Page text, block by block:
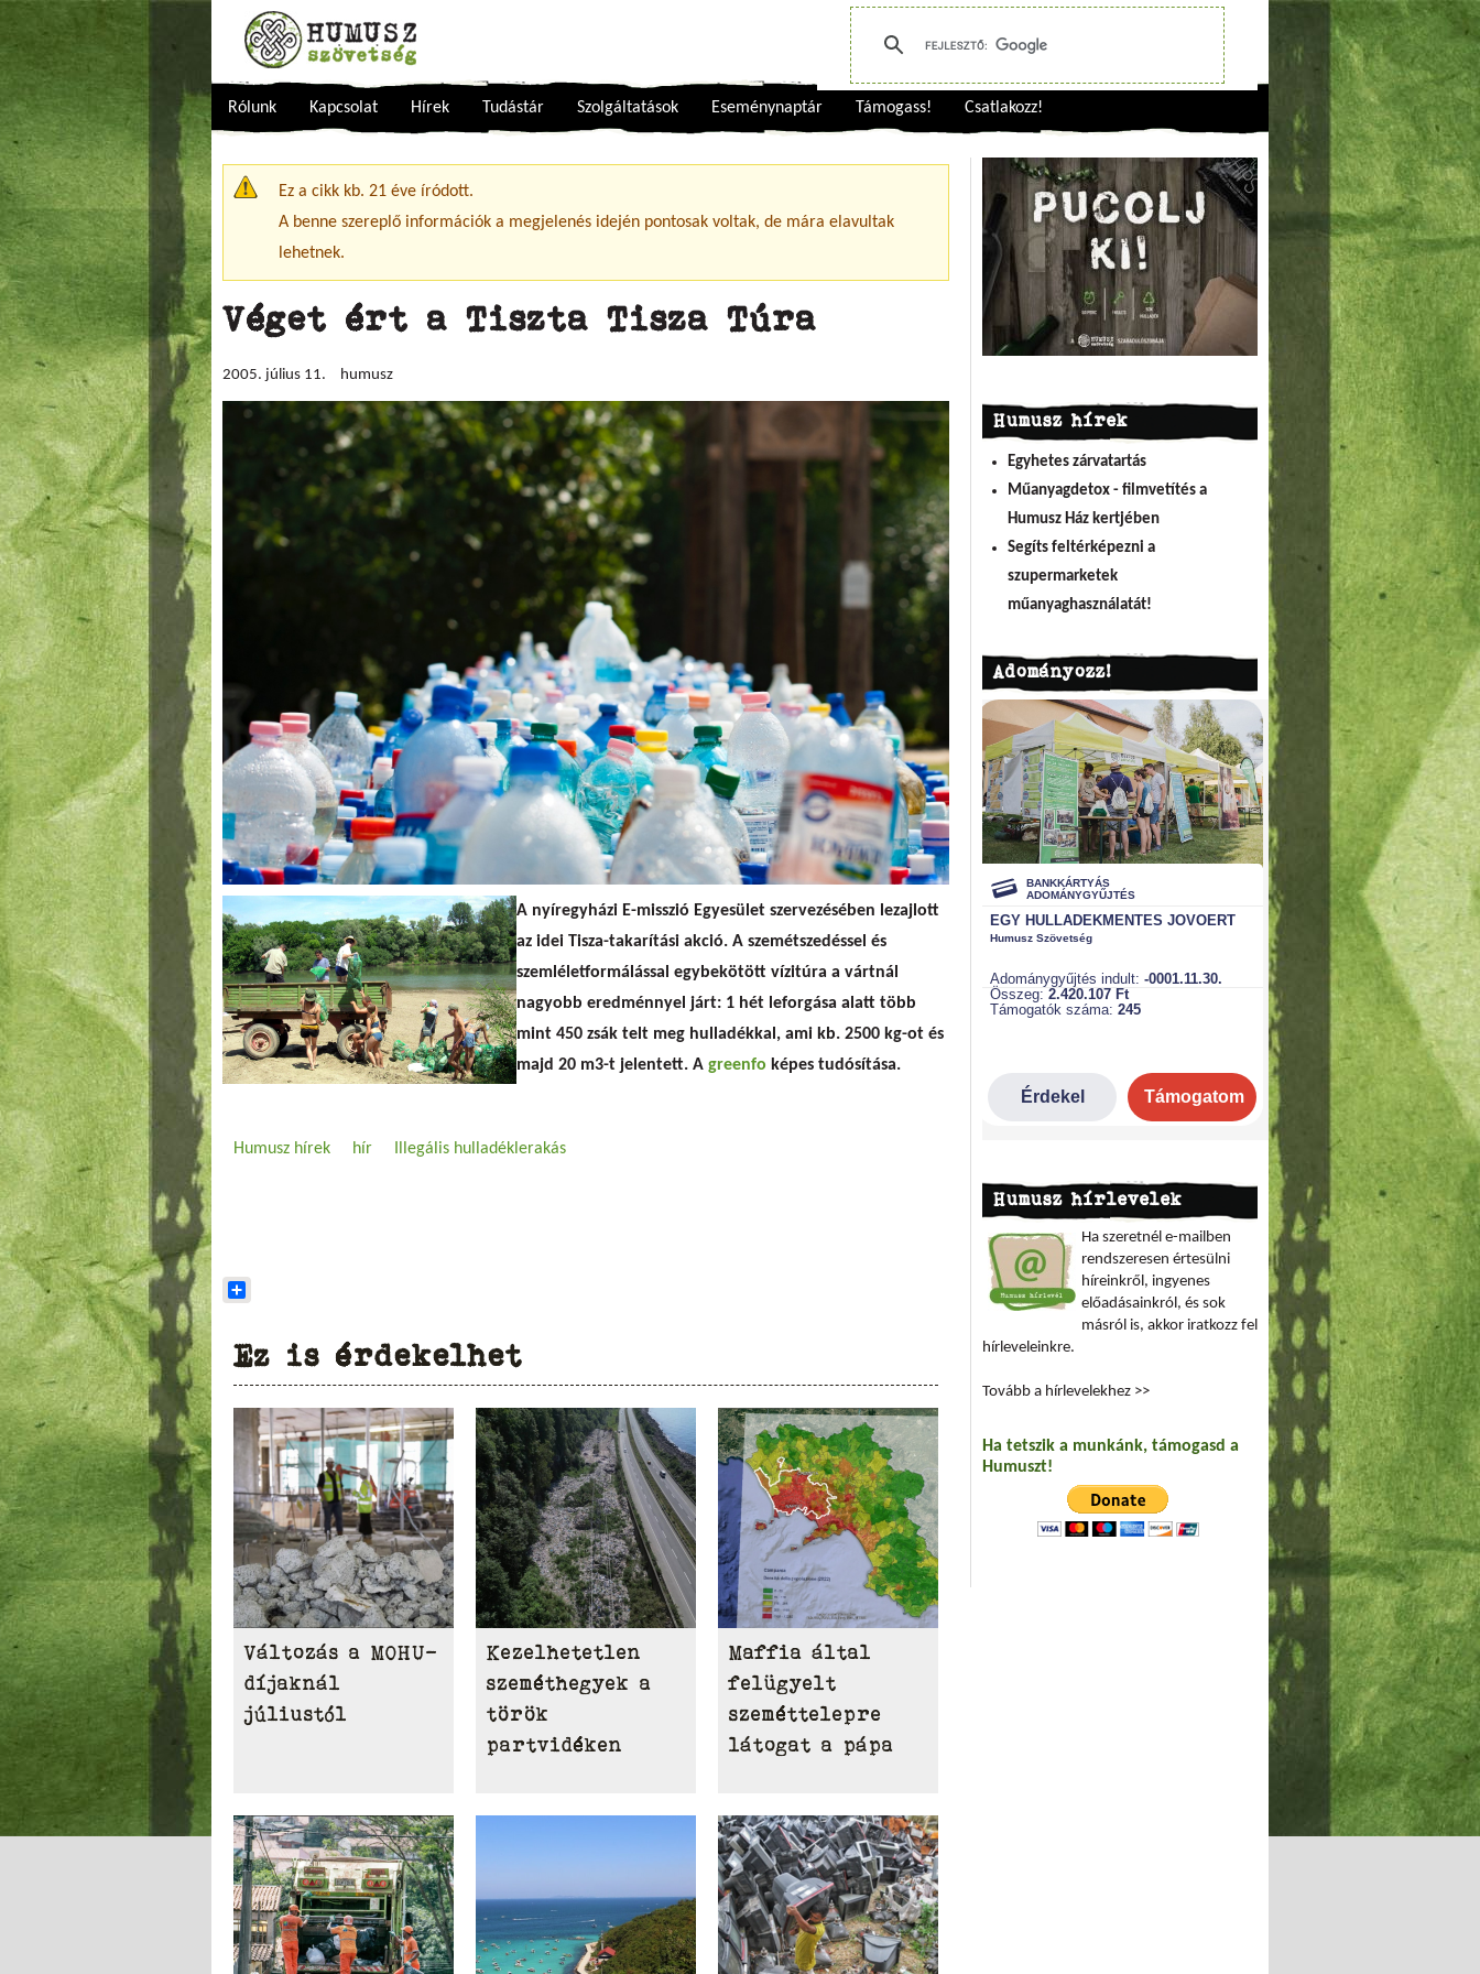
Rólunk Kapcsolat Hírek Tudástár Szolgáltatások Eseménynaptár Támogass! Csatlakozz!
Figyelmeztető üzenet
Ez a cikk kb. 21 éve íródott.
A benne szereplő információk a megjelenés idején pontosak voltak, de mára elavultak
lehetnek.
Véget ért a Tiszta Tisza Túra
2005. július 11. humusz
A nyíregyházi E-misszió Egyesület szervezésében lezajlott
az idei Tisza-takarítási akció. A szemétszedéssel és
szemléletformálással egybekötött vízitúra a vártnál
nagyobb eredménnyel járt: 1 hét leforgása alatt több
mint 450 zsák telt meg hulladékkal, ami kb. 2500 kg-ot és
majd 20 m3-t jelentett. A greenfo képes tudósítása.
Humusz hírek hír Illegális hulladéklerakás
Ez is érdekelhet
Változás a MOHU-
díjaknál
júliustól
Kezelhetetlen
szeméthegyek a
török
partvidéken
Maffia által
felügyelt
szeméttelepre
látogat a pápa
Humusz hírek
Egyhetes zárvatartás
Műanyagdetox - filmvetítés a
Humusz Ház kertjében
Segíts feltérképezni a
szupermarketek
műanyaghasználatát!
Adományozz!
Humusz hírlevelek
Ha szeretnél e-mailben
rendszeresen értesülni
híreinkről, ingyenes
előadásainkról, és sok
másról is, akkor iratkozz fel
hírleveleinkre.
Tovább a hírlevelekhez >>
Ha tetszik a munkánk, támogasd a
Humuszt!